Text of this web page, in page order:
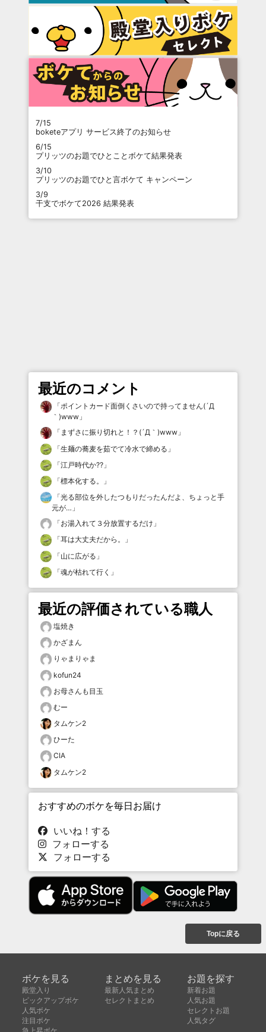
7/15
boketeアプリ サービス終了のお知らせ
6/15
プリッツのお題でひとことボケて結果発表
3/10
プリッツのお題でひと言ボケて キャンペーン
3/9
干支でボケて2026 結果発表
最近のコメント
「ポイントカード面倒くさいので持ってません(´Д
｀)www 」
「 まずさに振り切れと！？(´Д｀)www 」
「生麺の蕎麦を茹でて冷水で締める 」
「江戸時代か⁇ 」
「標本化する。
」
「光る部位を外したつもりだったんだよ、ちょっと手
元が… 」
「お湯入れて３分放置するだけ 」
「耳は大丈夫だから。
」
「山に広がる 」
「魂が枯れて行く 」
最近の評価されている職人
塩焼き
かざまん
りゃまりゃま
kofun24
お母さんも目玉
むー
タムケン2
ひーた
CIA
タムケン2
おすすめのボケを毎日お届け
いいね！する
フォローする
フォローする
Topに戻る
ボケを見る
殿堂入り
ピックアップボケ
人気ボケ
注目ボケ
まとめを見る
最新人気まとめ
セレクトまとめ
お題を探す
新着お題
人気お題
セレクトお題
人気タグ